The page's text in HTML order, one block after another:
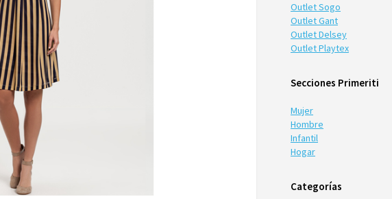
Outlet Sogo
Outlet Gant
Outlet Delsey
Outlet Playtex
Secciones Primeriti
Mujer
Hombre
Infantil
Hogar
Categorías